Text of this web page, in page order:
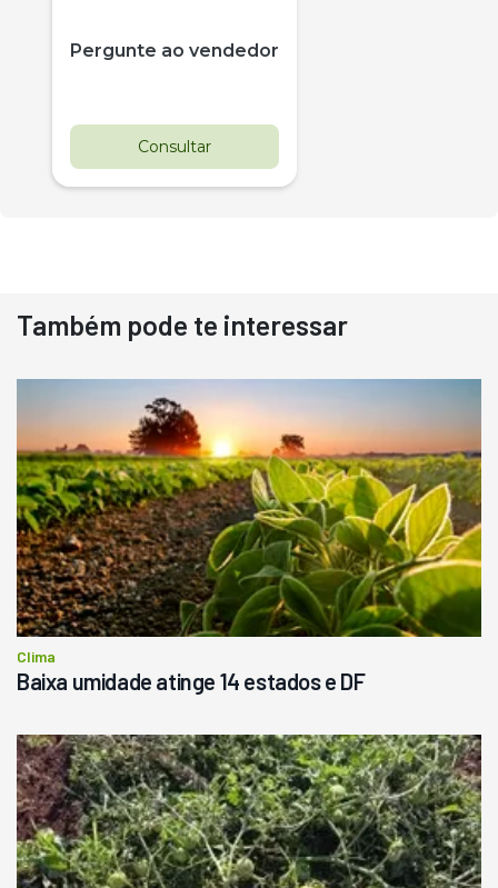
Pergunte ao vendedor
Consultar
Destaque
Usado
Pá Carregadeira Cat 966
Ano 1987
Londrina
R$ 145.000
Consultar
Também pode te interessar
Clima
Baixa umidade atinge 14 estados e DF